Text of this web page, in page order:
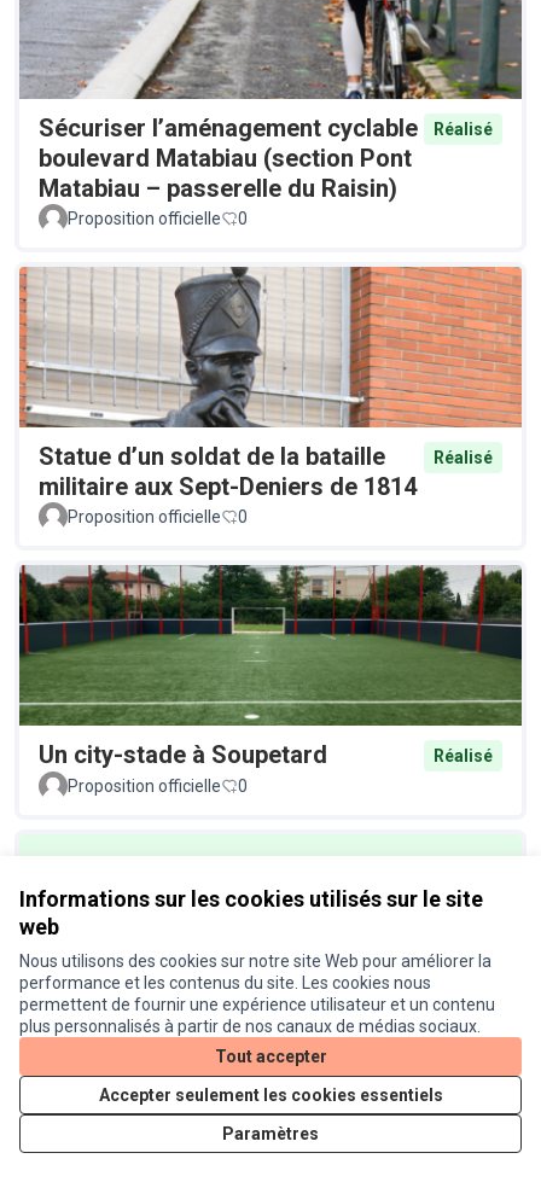
Informations sur les cookies utilisés sur le site
web
Nous utilisons des cookies sur notre site Web pour améliorer la
performance et les contenus du site. Les cookies nous
permettent de fournir une expérience utilisateur et un contenu
plus personnalisés à partir de nos canaux de médias sociaux.
Tout accepter
Accepter seulement les cookies essentiels
Paramètres
Sécuriser l’aménagement cyclable
boulevard Matabiau (section Pont
Matabiau – passerelle du Raisin)
Réalisé
Proposition officielle 0
Statue d’un soldat de la bataille
militaire aux Sept-Deniers de 1814
Réalisé
Proposition officielle 0
Un city-stade à Soupetard
Réalisé
Proposition officielle
0
Un éclairage plus écologique au
Réalisé
Proposition officielle